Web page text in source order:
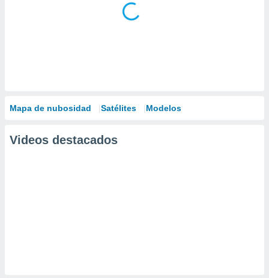
Mapa de nubosidad Satélites Modelos
Videos destacados